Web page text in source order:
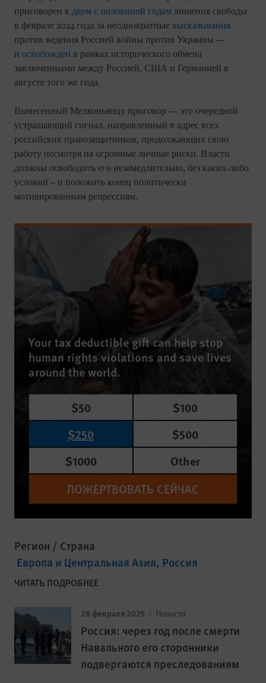
приговорен к двум с половиной годам лишения свободы
в феврале 2024 года за неоднократные высказывания
против ведения Россией войны против Украины —
и освобожден в рамках исторического обмена
заключенными между Россией, США и Германией в
августе того же года.
Вынесенный Мелконьянцу приговор — это очередной
устрашающий сигнал, направленный в адрес всех
российских правозащитников, продолжающих свою
работу несмотря на огромные личные риски. Власти
должны освободить его незамедлительно, без каких-либо
условий – и положить конец политически
мотивированным репрессиям.
Your tax deductible gift can help stop
human rights violations and save lives
around the world.
$50
$100
$250
$500
$1000
Other
ПОЖЕРТВОВАТЬ СЕЙЧАС
Регион / Страна
Европа и Центральная Азия Россия
ЧИТАТЬ ПОДРОБНЕЕ
28 февраля 2025 Новости
Россия: через год после смерти
Навального его сторонники
подвергаются преследованиям